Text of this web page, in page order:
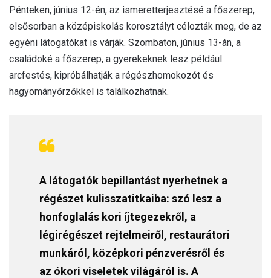
Pénteken, június 12-én, az ismeretterjesztésé a főszerep,
elsősorban a középiskolás korosztályt célozták meg, de az
egyéni látogatókat is várják. Szombaton, június 13-án, a
családoké a főszerep, a gyerekeknek lesz például
arcfestés, kipróbálhatják a régészhomokozót és
hagyományőrzőkkel is találkozhatnak.
A látogatók bepillantást nyerhetnek a
régészet kulisszatitkaiba: szó lesz a
honfoglalás kori íjtegezekről, a
légirégészet rejtelmeiről, restaurátori
munkáról, középkori pénzverésről és
az ókori viseletek világáról is. A